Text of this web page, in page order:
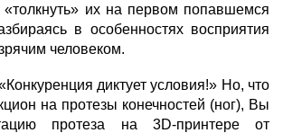
их на первом попавшемся
в особенностях восприятия
человеком.
диктует условия!» Но, что
на протезы конечностей (ног), Вы
протеза на 3D-принтере от